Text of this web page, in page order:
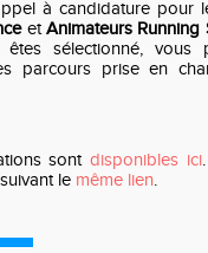
à candidature pour
etAnimateurs Running
sélectionné, vous
parcours prise en
sontdisponibles ici
le même lien.